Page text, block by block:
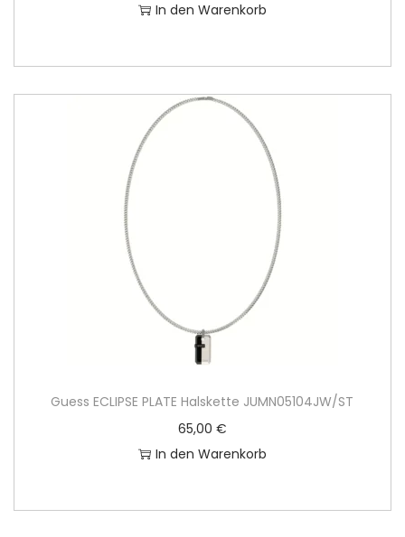
In den Warenkorb
Guess ECLIPSE PLATE Halskette JUMN05104JW/ST
65,00 €
In den Warenkorb